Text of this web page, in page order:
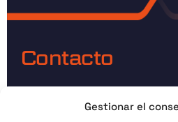
Gestionar el
Contacto
info@codexgolf.com